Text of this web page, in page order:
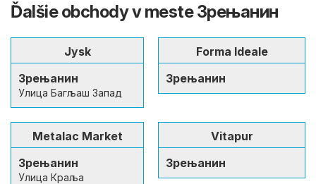
Ďalšie obchody v meste Зрењанин
Jysk
Зрењанин
Улица Багљаш Запад
Forma Ideale
Зрењанин
Metalac Market
Зрењанин
Улица Краља
Vitapur
Зрењанин